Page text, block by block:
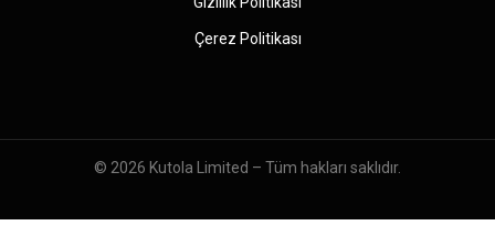
Çerez Politikası
© 2026 Kutola Limited – Tüm hakları saklıdır.